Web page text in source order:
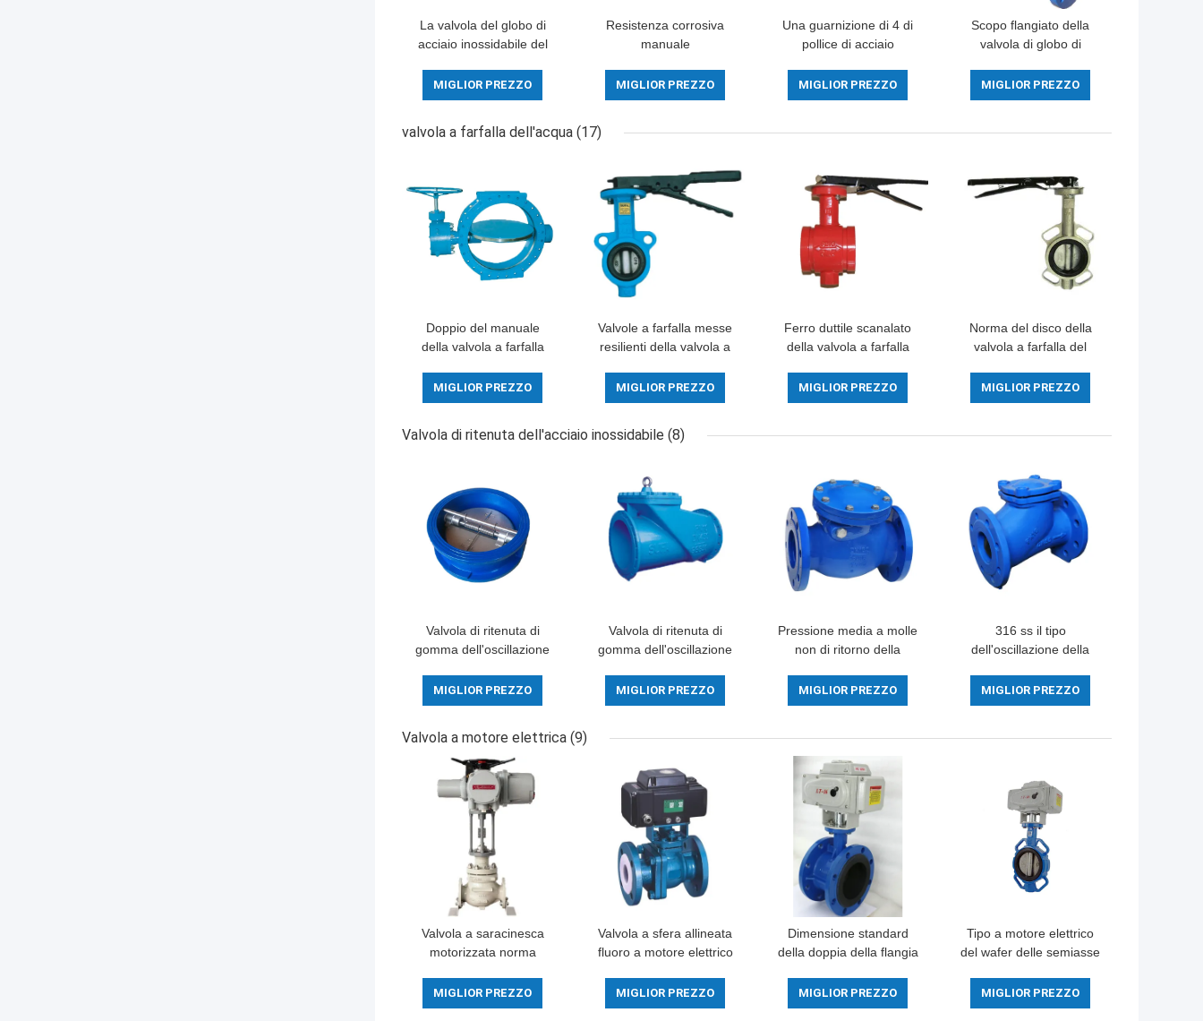
La valvola del globo di
acciaio inossidabile del
flangiato valvola di globo
DN100 faccia a faccia
MIGLIOR PREZZO
Resistenza corrosiva
manuale
della valvola di globo
della valvola di globo
MIGLIOR PREZZO
Una guarnizione di 4 di
pollice di acciaio
della valvola di GS C25
di BACCANO PN16
vapore
MIGLIOR PREZZO
Scopo flangiato della
valvola di globo di
multi per di riduzione
della pressione
MIGLIOR PREZZO
valvola a farfalla dell'acqua (17)
Doppio del manuale
della valvola a farfalla
SUFA il grande ha
flangiato metallo con
MIGLIOR PREZZO
Valvole a farfalla messe
resilienti della valvola a
struttura compatta
MIGLIOR PREZZO
Ferro duttile scanalato
della valvola a farfalla
motorizzato per il
prodotto chimico medio
MIGLIOR PREZZO
Norma del disco della
valvola a farfalla del
inossidabile della
guarnizione del metallo
MIGLIOR PREZZO
Valvola di ritenuta dell'acciaio inossidabile (8)
Valvola di ritenuta di
gomma dell'oscillazione
valvola di ritenuta di
acciaio inossidabile del
MIGLIOR PREZZO
Valvola di ritenuta di
gomma dell'oscillazione
della falda per il vapore
dell'olio e dell'acqua
MIGLIOR PREZZO
Pressione media a molle
non di ritorno della
acciaio inossidabile
MIGLIOR PREZZO
316 ss il tipo
dell'oscillazione della
contropressione della
valvola a sfera di acciaio
di ritenuta
MIGLIOR PREZZO
Valvola a motore elettrica (9)
Valvola a saracinesca
motorizzata norma
DN300 con l'azionatore
elettrico
MIGLIOR PREZZO
Valvola a sfera allineata
fluoro a motore elettrico
collegamento del filo
MIGLIOR PREZZO
Dimensione standard
della doppia della flangia
azionata elettricamente
dell'acqua
MIGLIOR PREZZO
Tipo a motore elettrico
del wafer delle semiasse
depurazione delle acque
MIGLIOR PREZZO